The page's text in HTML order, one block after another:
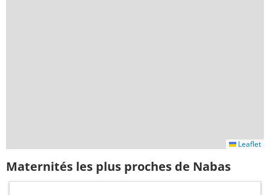
Leaflet
Maternités les plus proches de Nabas